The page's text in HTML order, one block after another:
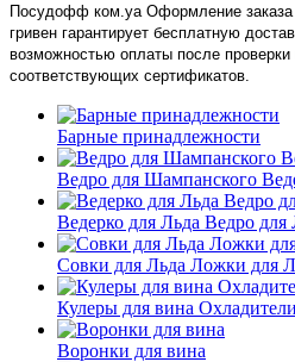
Посудофф ком.уа Оформление
гривен гарантирует бесплатную
возможностью оплаты после проверки
соответствующих сертификатов.
Барные принадлежности
Ведро для Шампанского
Ведерко для Льда Ведро
Совки для Льда Ложки для
Кулеры для вина
Воронки для вина